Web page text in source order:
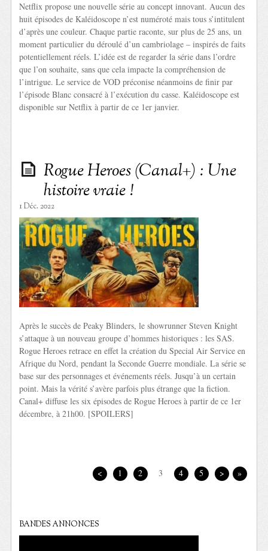
Netflix propose une nouvelle série au concept innovant. Aucun des
huit épisodes de Kaléidoscope n’est numéroté mais tous s’intitulent
d’après une couleur. Chaque partie raconte, sur plus de 25 ans, un
moment particulier du déroulé d’un cambriolage – inspirés de faits
potentiellement réels. L’idée est de regarder la série dans l’ordre
que l’on souhaite, sans que cela impacte la compréhension de
l’intrigue. Le service de VOD préconise néanmoins de finir par
l’épisode Blanc consacré à l’exécution du casse. Kaléidoscope est
disponible sur Netflix à partir de ce 1er janvier.
Rogue Heroes (Canal+) : Une
histoire vraie !
1 Déc. 2022
Après le succès de Peaky Blinders, le showrunner Steven Knight
s’attaque à un nouveau groupe d’hommes historiques : les SAS.
Rogue Heroes retrace en effet la création du Special Air Service en
Afrique du Nord, pendant la Seconde Guerre mondiale. La série se
base sur des personnages et événements réels. Jusqu’à un certain
point. Mais la vérité s’avère parfois plus étrange que la fiction.
Canal+ diffuse les six épisodes de Rogue Heroes à partir de ce 1er
décembre, à 21h00. [SPOILERS]
< 1 2 3 4 5 > »
BANDES ANNONCES